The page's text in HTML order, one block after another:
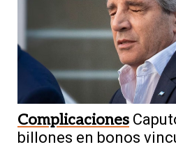
Complicaciones
billones en bonos